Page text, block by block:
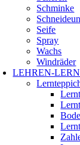
Schminke
Seife
Spray
Wachs
Windräder
LEHREN-